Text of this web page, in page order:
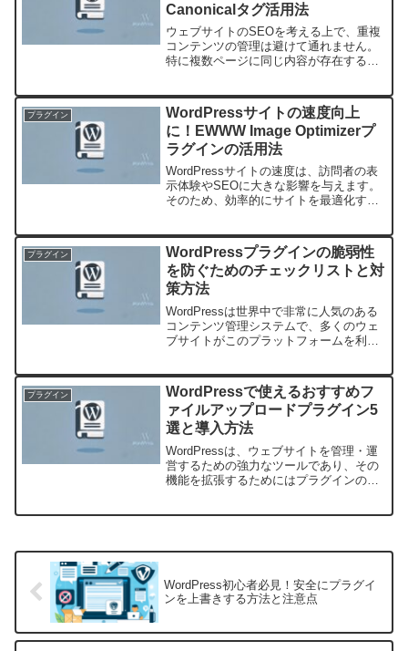
Canonicalタグ活用法
ウェブサイトのSEOを考える上で、重複
コンテンツの管理は避けて通れません。
特に複数ページに同じ内容が存在する場
「Canonicalタグ」です。このブログで
は、WordPr...
プラグイン
WordPressサイトの速度向上
に！EWWW Image Optimizerプ
ラグインの活用法
WordPressサイトの速度は、訪問者の表
示体験やSEOに大きな影響を与えます。
そのため、効率的にサイトを最適化する
Optimizerというプラグインがありま
す。...
プラグイン
WordPressプラグインの脆弱性
を防ぐためのチェックリストと対
策方法
WordPressは世界中で非常に人気のある
コンテンツ管理システムで、多くのウェ
ブサイトがこのプラットフォームを利用
りやすいです。特にプラグインは
WordPressの機...
プラグイン
WordPressで使えるおすすめフ
ァイルアップロードプラグイン5
選と導入方法
WordPressは、ウェブサイトを管理・運
営するための強力なツールであり、その
機能を拡張するためにはプラグインの活
WordPress初心者必見！安全にプラグイ
ンを上書きする方法と注意点